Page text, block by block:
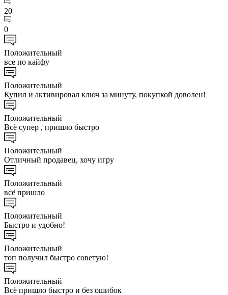
20
0
Положительный
все по кайфу
Положительный
Купил и активировал ключ за минуту, покупкой доволен!
Положительный
Всё супер , пришло быстро
Положительный
Отличный продавец, хочу игру
Положительный
всё пришло
Положительный
Быстро и удобно!
Положительный
топ получил быстро советую!
Положительный
Всё пришло быстро и без ошибок